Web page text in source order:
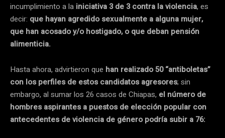
incumplimiento a la iniciativa 3 de 3 contra la violencia, es
decir: que hayan agredido sexualmente a alguna mujer,
que han acosado y/o hostigado, o que deban pensión
alimenticia.
Hasta ahora, advirtieron que han realizado 50 “antiboletas”
con los perfiles de estos candidatos agresores; sin
embargo, al sumar los 26 casos de Chiapas, el número de
hombres aspirantes a puestos de elección popular con
antecedentes de violencia de género podría subir a 76: